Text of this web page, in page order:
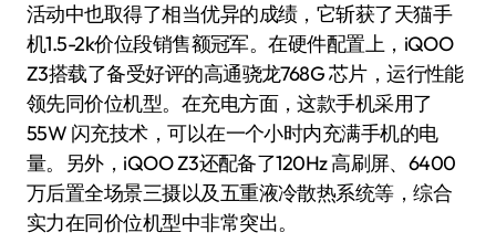
活动中也取得了相当优异的成绩，它斩获了天猫手
机1.5-2k价位段销售额冠军。在硬件配置上，iQOO
Z3搭载了备受好评的高通骁龙768G 芯片，运行性能
领先同价位机型。在充电方面，这款手机采用了
55W 闪充技术，可以在一个小时内充满手机的电
量。另外，iQOO Z3还配备了120Hz 高刷屏、6400
万后置全场景三摄以及五重液冷散热系统等，综合
实力在同价位机型中非常突出。